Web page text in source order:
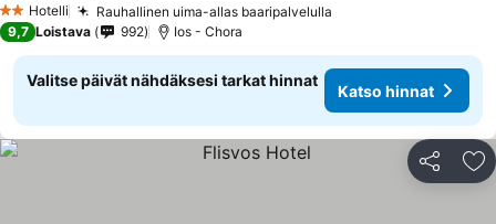
2 Tähtiluokitus
Hotelli Rauhallinen uima-allas baaripalvelulla
9,7 Loistava 992 Ios - Chora
Valitse päivät nähdäksesi tarkat hinnat
Katso hinnat
Jaa